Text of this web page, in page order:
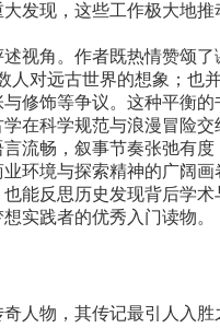
发现，这些工作极大地
视角。作者既热情赞颂
人对远古世界的想象；也
修饰等争议。这种平衡
在科学规范与浪漫冒险交
流畅，叙事节奏张弛有
环境与探索精神的广阔
能反思历史发现背后学
实践者的优秀入门读物。
人物，其传记最引人入